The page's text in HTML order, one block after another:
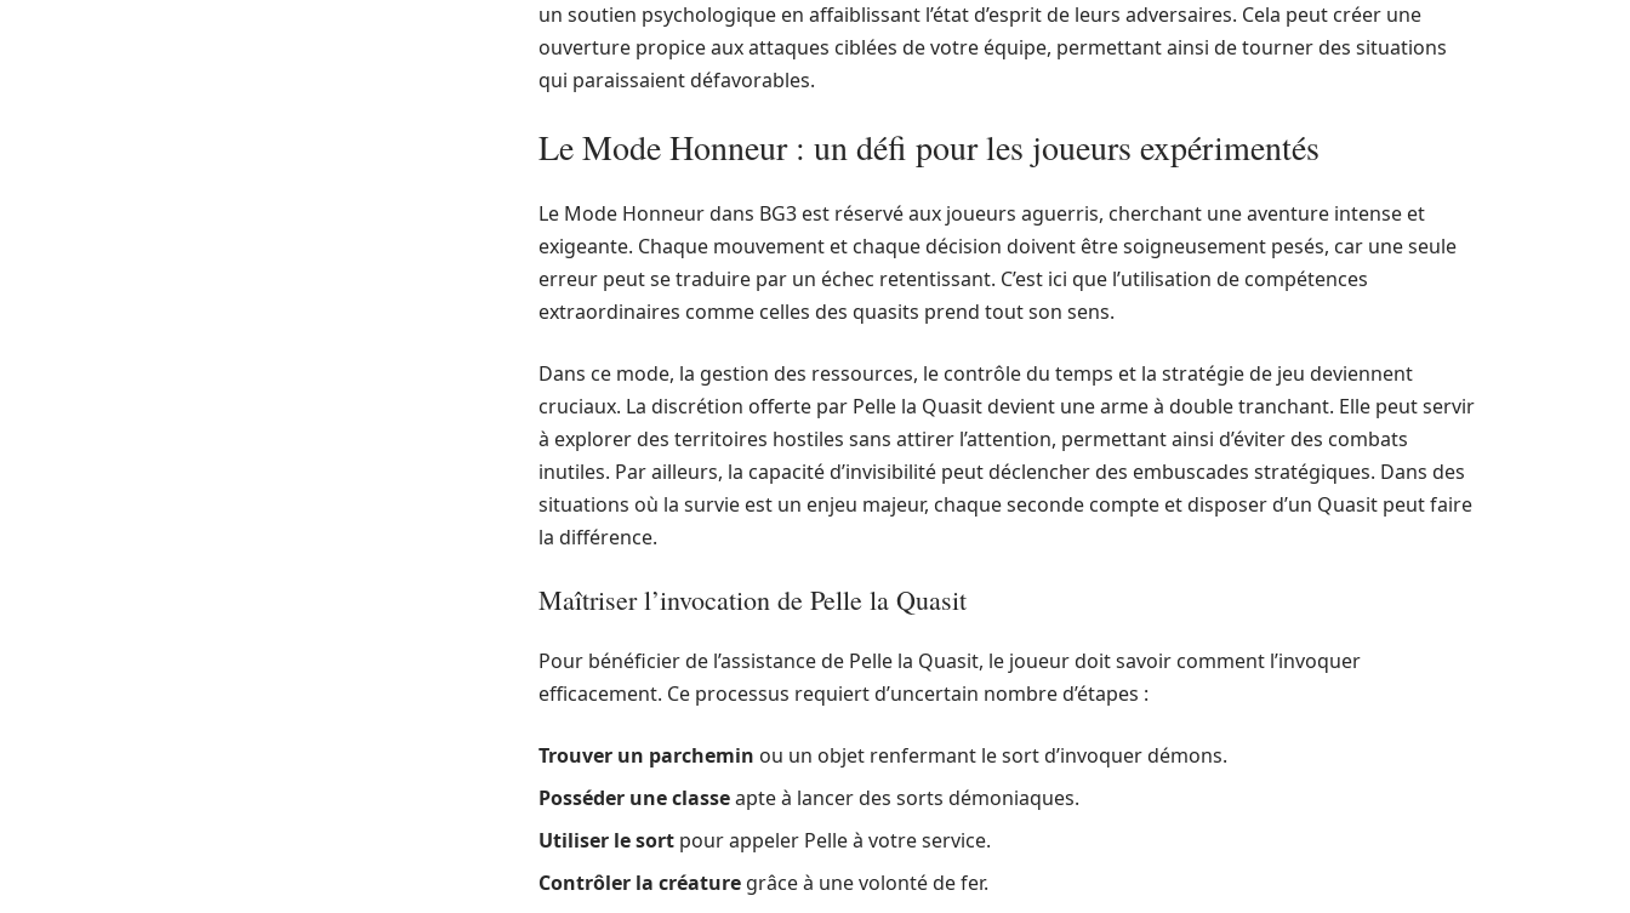
un soutien psychologique en affaiblissant l’état d’esprit de leurs adversaires. Cela peut créer une
ouverture propice aux attaques ciblées de votre équipe, permettant ainsi de tourner des situations
qui paraissaient défavorables.
Le Mode Honneur : un défi pour les joueurs expérimentés
Le Mode Honneur dans BG3 est réservé aux joueurs aguerris, cherchant une aventure intense et
exigeante. Chaque mouvement et chaque décision doivent être soigneusement pesés, car une seule
erreur peut se traduire par un échec retentissant. C’est ici que l’utilisation de compétences
extraordinaires comme celles des quasits prend tout son sens.
Dans ce mode, la gestion des ressources, le contrôle du temps et la stratégie de jeu deviennent
cruciaux. La discrétion offerte par Pelle la Quasit devient une arme à double tranchant. Elle peut servir
à explorer des territoires hostiles sans attirer l’attention, permettant ainsi d’éviter des combats
inutiles. Par ailleurs, la capacité d’invisibilité peut déclencher des embuscades stratégiques. Dans des
situations où la survie est un enjeu majeur, chaque seconde compte et disposer d’un Quasit peut faire
la différence.
Maîtriser l’invocation de Pelle la Quasit
Pour bénéficier de l’assistance de Pelle la Quasit, le joueur doit savoir comment l’invoquer
efficacement. Ce processus requiert d’uncertain nombre d’étapes :
Trouver un parchemin ou un objet renfermant le sort d’invoquer démons.
Posséder une classeapte à lancer des sorts démoniaques.
Utiliser le sort pour appeler Pelle à votre service.
Contrôler la créature grâce à une volonté de fer.